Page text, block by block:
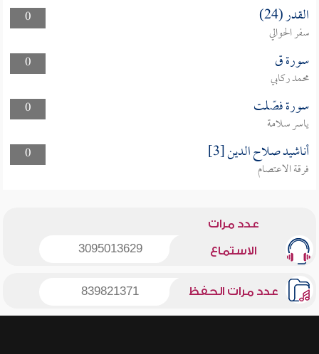
0
القدر (24)
سفر الحوالي
0
سورة ق
محمد ركابي
0
سورة فصّلت
ياسر سلامة
0
أناشيد صلاح الدين [3]
فرقة الاعتصام
عدد مرات
الاستماع 3095013629
عدد مرات الحفظ 839821371